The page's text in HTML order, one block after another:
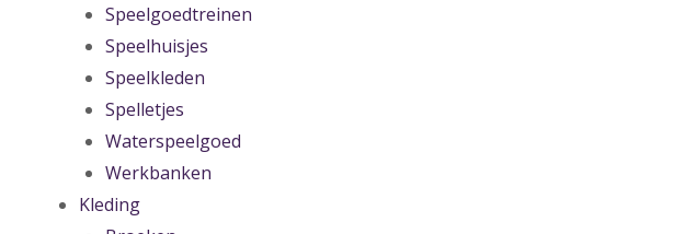
Speelgoedtreinen
Speelhuisjes
Speelkleden
Spelletjes
Waterspeelgoed
Werkbanken
Kleding